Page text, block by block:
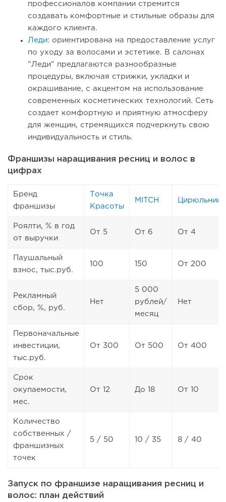
профессионалов компании стремится
создавать комфортные и стильные образы для
каждого клиента.
Леди: ориентирована на предоставление услуг
по уходу за волосами и эстетике. В салонах
"Леди" предлагаются разнообразные
процедуры, включая стрижки, укладки и
окрашивание, с акцентом на использование
современных косметических технологий. Сеть
создает комфортную и приятную атмосферу
для женщин, стремящихся подчеркнуть свою
индивидуальность и стиль.
Франшизы наращивания ресниц и волос в
цифрах
Бренд
франшизы
Точка
Красоты
MITCH
Роялти, % в год
от выручки
От 5 От 6 От 4
Паушальный
взнос, тыс.руб.
100 150 От 200
Рекламный
сбор, %, руб.
Нет
5 000
рублей/
месяц
Нет
Первоначальные
инвестиции,
тыс.руб.
От 300 От 500 От 400
Срок
окупаемости,
мес.
От 12 До 18 От 10
Количество
собственных /
франшизных
точек
5 / 50 10 / 35 8 / 40
Запуск по франшизе наращивания ресниц и
волос: план действий